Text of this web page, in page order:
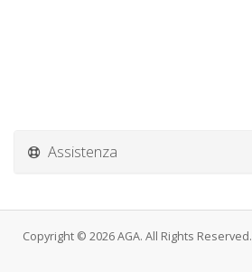
Assistenza
Copyright © 2026 AGA. All Rights Reserved.